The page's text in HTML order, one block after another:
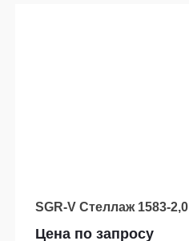
SGR-V Стеллаж 1583-2,0
Цена по запросу